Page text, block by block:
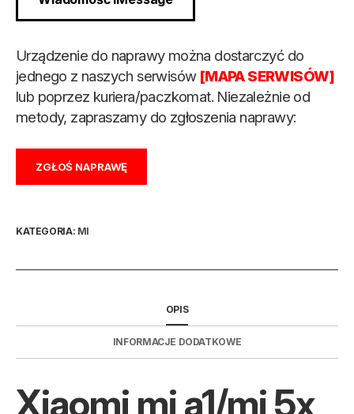
Urządzenie do naprawy można dostarczyć do
jednego z naszych serwisów [MAPA SERWISÓW]
lub poprzez kuriera/paczkomat. Niezależnie od
metody, zapraszamy do zgłoszenia naprawy:
ZGŁOŚ NAPRAWĘ
KATEGORIA: MI
OPIS
INFORMACJE DODATKOWE
Xiaomi mi a1/mi 5x